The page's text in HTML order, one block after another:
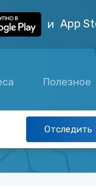
и App
Полезное
Отследить